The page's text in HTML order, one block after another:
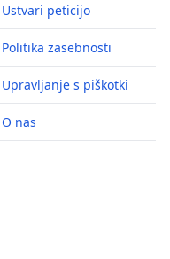
Ustvari peticijo
Politika zasebnosti
Upravljanje s piškotki
O nas